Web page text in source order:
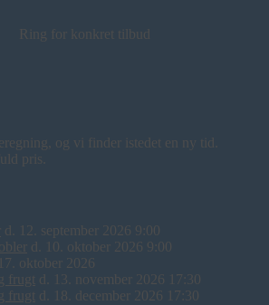
for konkret tilbud
og vi finder istedet en ny tid.
pris.
d. 12. september 2026 9:00
d. 10. oktober 2026 9:00
oktober 2026
frugt d. 13. november 2026 17:30
frugt d. 18. december 2026 17:30